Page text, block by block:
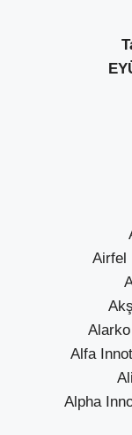
Airfel
Alfa
Alpha